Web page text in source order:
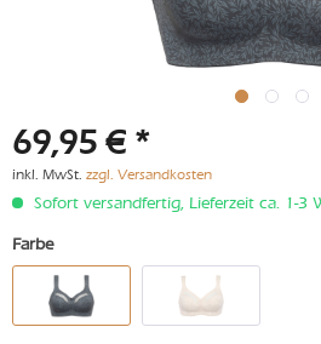
69,95 € *
inkl. MwSt. zzgl. Versandkosten
Sofort versandfertig, Lieferzeit ca. 1-3
Farbe